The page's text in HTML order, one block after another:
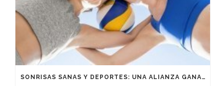
SONRISAS SANAS Y DEPORTES: UNA ALIANZA GANADORA